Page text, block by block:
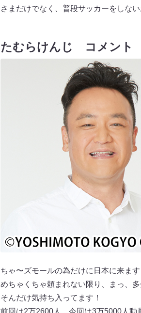
さまだけでなく、普段サッカーをしな
たむらけんじ コメント
ちゃ〜ズモールの為だけに日本に来ます
めちゃくちゃ頼まれない限り、まっ、
そんだけ気持ち入ってます！